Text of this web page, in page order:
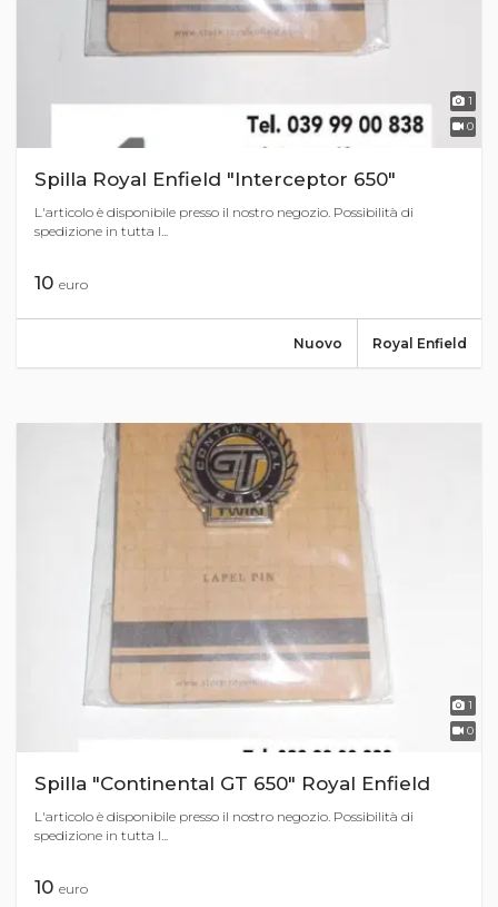
1
0
Spilla Royal Enfield "Interceptor 650"
L'articolo è disponibile presso il nostro negozio. Possibilità di
spedizione in tutta I...
10 euro
Royal Enfield
Nuovo
1
0
Spilla "Continental GT 650" Royal Enfield
L'articolo è disponibile presso il nostro negozio. Possibilità di
spedizione in tutta I...
10 euro